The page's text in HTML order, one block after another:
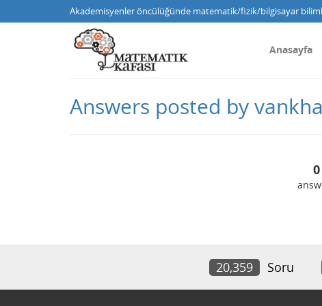
Akademisyenler öncülüğünde matematik/fizik/bilgisayar
Anasayfa
Answers posted by
0
20,359 Soru